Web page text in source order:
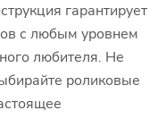
гарантирует
с любым уровнем
любителя. Не
роликовые